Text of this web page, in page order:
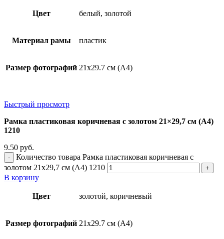
Цвет белый, золотой
Материал рамы пластик
Размер фотографий 21х29.7 см (А4)
Быстрый просмотр
Рамка пластиковая коричневая с золотом 21×29,7 см (А4)
1210
9.50 руб.
Количество товара Рамка пластиковая коричневая с
золотом 21x29,7 см (А4) 1210
В корзину
Цвет золотой, коричневый
Размер фотографий 21х29.7 см (А4)